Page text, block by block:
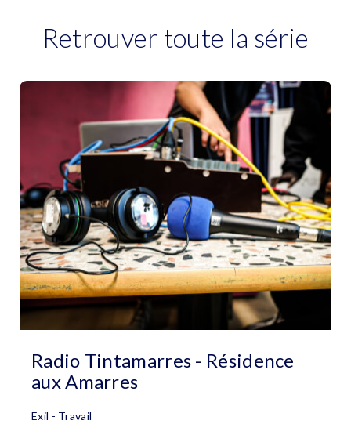
Retrouver toute la série
Radio Tintamarres - Résidence
aux Amarres
Exil - Travail